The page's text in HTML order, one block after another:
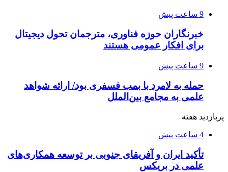
9 ساعت پیش
خبرنگاران حوزه فناوری، مترجمان تحول دیجیتال
برای افکار عمومی هستند
9 ساعت پیش
حمله به لامرد با بمب فسفری بود/ ارائه شواهد
علمی به مجامع بین‌الملل
پربازدید هفته
4 ساعت پیش
تأکید ایران و آفریقای جنوبی بر توسعه همکاری‌های
علمی در بریکس